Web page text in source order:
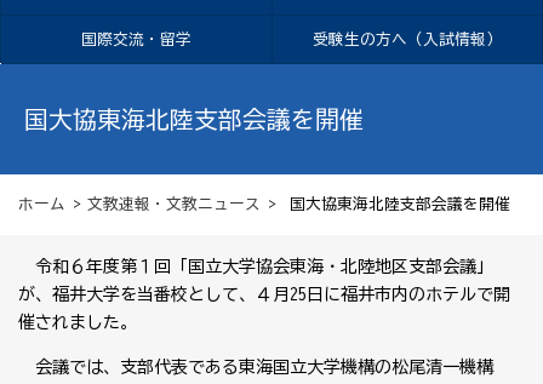
国際交流・留学 受験生の方へ（入試情報）
国大協東海北陸支部会議を開催
ホーム > 文教速報・文教ニュース > 国大協東海北陸支部会議を開催
令和６年度第１回「国立大学協会東海・北陸地区支部会議」
が、福井大学を当番校として、４月25日に福井市内のホテルで開
催されました。
会議では、支部代表である東海国立大学機構の松尾清一機構